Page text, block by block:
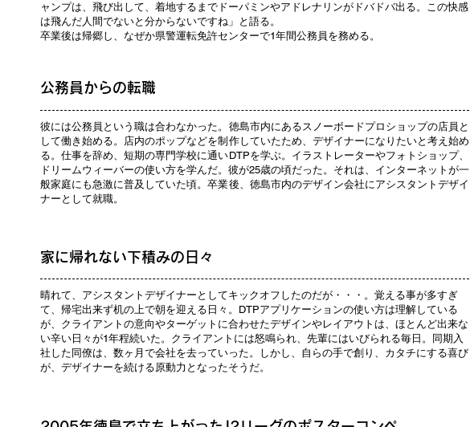
ャンプは、飛び出して、着地するまでドーパミンやアドレナリンがドバドバ出る。この快感
は飛んだ人間でないと分からないですね」と語る。
卒業後は帰郷し、なぜか県警運転免許センターで1年間公務員を務める。
公務員からの転職
彼には公務員という職は合わなかった。徳島市内にあるスノーボードプロショップの店員と
して働き始める。店内のポップなどを制作していたため、デザイナーになりたいと考え始め
る。仕事を辞め、短期の専門学校に通いDTPを学ぶ。イラストレーターやフォトショップ、
ドリームウィーバーの使い方を学んだ。彼が25歳の頃だった。それは、インターネットが一
般家庭にも急激に普及していた頃。卒業後、徳島市内のデザイン会社にアシスタントデザイ
ナーとして就職。
家に帰れない下積みの日々
晴れて、アシスタントデザイナーとしてキックオフしたのだが・・・。覚える事が多すぎ
て、帰宅出来ず机の上で朝を迎える日々。DTPアプリケーションの使い方は理解している
が、クライアントの意向やターゲットに合わせたデザインやレイアウトは、ほとんど出来な
い辛い日々が1年程続いた。クライアントには怒鳴られ、先輩にはいびられる毎日。同期入
社した同僚は、数ヶ月で会社を去っていった。しかし、自らの手で創り、カタチにする喜び
が、デザイナーを続ける原動力となったそうだ。